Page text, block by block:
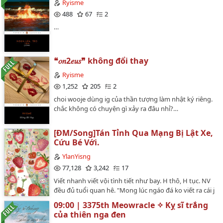
Ryisme
488
67
2
‎…
❝𝑜𝑛2𝑒𝑢𝑠❞ không đổi thay
Ryisme
1,252
205
2
choi wooje dùng ig của thần tượng làm nhật ký riêng.
chắc không có chuyện gì xảy ra đâu nhỉ?…
[ĐM/Song]Tán Tỉnh Qua Mạng Bị Lật Xe,
Cứu Bé Với.
YlanYisng
77,128
3,242
17
Viết nhanh viết vội tình tiết như bay. H thô, H tục. NV
đều đủ tuổi quan hê. "Mong lúc ngáo đá ko viết ra cái j
quá rồ."OOhhh yerrr Sai chính tả sẽ nhiều tại viết vui
vui th mn đừng bắt bẻ nhé…
09:00 | 3375th Meowracle ✧ Kỵ sĩ trắng
của thiên nga đen